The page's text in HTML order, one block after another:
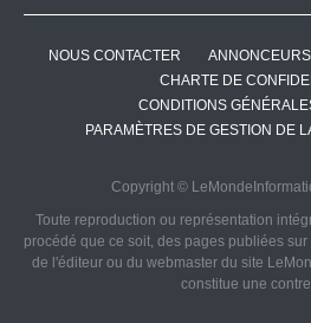
NOUS CONTACTER ANNONCEURS
CHARTE DE
CONDITIONS
PARAMÈTRES DE GESTION DE
Copyright ©
Toute reproduction ou représentation
procédé que ce soit, des pages publiées
de l'éditeur ou du webmaster du site
constitue une